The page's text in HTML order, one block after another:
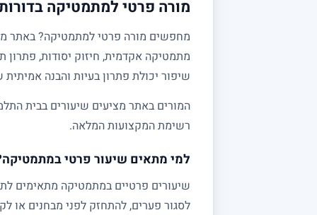
מורה פרטי למתמטיקה
מתמטיקה אקדמית, חיזוק יסודות, פתרון
שיפור יכולת פתרון בעיות והבנה
המורים באתר מציעים שיעורים בבית
רשימת המקצועות המלאה.
למי מתאים שיעור פרטי
לסגור פערים, להתחזק לפני מבחנים או